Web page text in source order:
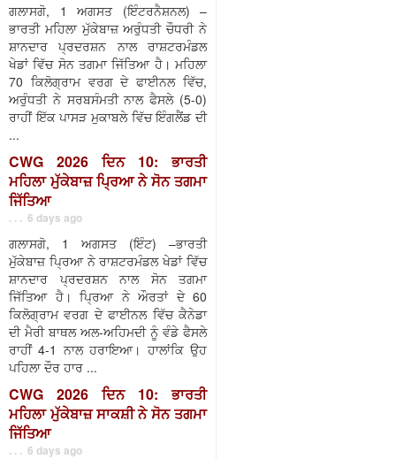
ਗਲਾਸਗੋ, 1 ਅਗਸਤ (ਇੰਟਰਨੈਸ਼ਨਲ) –
ਭਾਰਤੀ ਮਹਿਲਾ ਮੁੱਕੇਬਾਜ਼ ਅਰੁੰਧਤੀ ਚੌਧਰੀ ਨੇ
ਸ਼ਾਨਦਾਰ ਪ੍ਰਦਰਸ਼ਨ ਨਾਲ ਰਾਸ਼ਟਰਮੰਡਲ
ਖੇਡਾਂ ਵਿੱਚ ਸੋਨ ਤਗਮਾ ਜਿੱਤਿਆ ਹੈ। ਮਹਿਲਾ
70 ਕਿਲੋਗ੍ਰਾਮ ਵਰਗ ਦੇ ਫਾਈਨਲ ਵਿੱਚ,
ਅਰੁੰਧਤੀ ਨੇ ਸਰਬਸੰਮਤੀ ਨਾਲ ਫੈਸਲੇ (5-0)
ਰਾਹੀਂ ਇੱਕ ਪਾਸੜ ਮੁਕਾਬਲੇ ਵਿੱਚ ਇੰਗਲੈਂਡ ਦੀ
...
CWG 2026 ਦਿਨ 10: ਭਾਰਤੀ
ਮਹਿਲਾ ਮੁੱਕੇਬਾਜ਼ ਪ੍ਰਿਆ ਨੇ ਸੋਨ ਤਗਮਾ
ਜਿੱਤਿਆ
. . . 6 days ago
ਗਲਾਸਗੋ, 1 ਅਗਸਤ (ਇੰਟ) –ਭਾਰਤੀ
ਮੁੱਕੇਬਾਜ਼ ਪ੍ਰਿਆ ਨੇ ਰਾਸ਼ਟਰਮੰਡਲ ਖੇਡਾਂ ਵਿੱਚ
ਸ਼ਾਨਦਾਰ ਪ੍ਰਦਰਸ਼ਨ ਨਾਲ ਸੋਨ ਤਗਮਾ
ਜਿੱਤਿਆ ਹੈ। ਪ੍ਰਿਆ ਨੇ ਔਰਤਾਂ ਦੇ 60
ਕਿਲੋਗ੍ਰਾਮ ਵਰਗ ਦੇ ਫਾਈਨਲ ਵਿੱਚ ਕੈਨੇਡਾ
ਦੀ ਮੈਰੀ ਬਾਥਲ ਅਲ-ਅਹਿਮਦੀ ਨੂੰ ਵੰਡੇ ਫੈਸਲੇ
ਰਾਹੀਂ 4-1 ਨਾਲ ਹਰਾਇਆ। ਹਾਲਾਂਕਿ ਉਹ
ਪਹਿਲਾ ਦੌਰ ਹਾਰ ...
CWG 2026 ਦਿਨ 10: ਭਾਰਤੀ
ਮਹਿਲਾ ਮੁੱਕੇਬਾਜ਼ ਸਾਕਸ਼ੀ ਨੇ ਸੋਨ ਤਗਮਾ
ਜਿੱਤਿਆ
. . . 6 days ago